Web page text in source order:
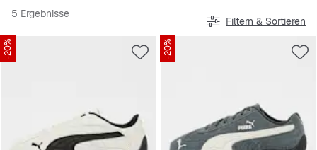
5 Ergebnisse
Filtern & Sortieren
-20% -20%